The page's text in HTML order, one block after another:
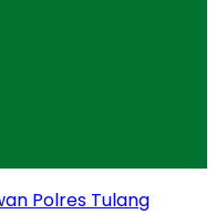
Polres Tulang